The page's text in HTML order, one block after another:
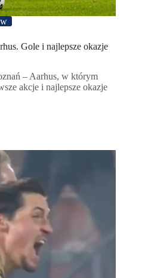
Gole i najlepsze okazje
– Aarhus, w którym
akcje i najlepsze okazje